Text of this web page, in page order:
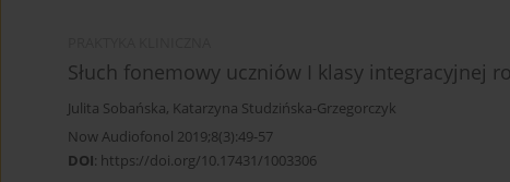
Słuch fonemowy uczniów I klasy integracyjnej
Julita Sobańska, Katarzyna Studzińska-Grzegorczyk
Now Audiofonol 2019;8(3):49-57
DOI: https://doi.org/10.17431/1003306